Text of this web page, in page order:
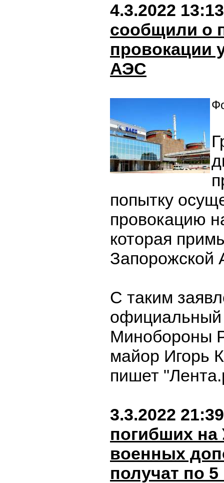
4.3.2022 13:13
сообщили о
провокации
АЭС
попытку
провокацию
которая
Запорожской
С таким
официальный
Минобороны
майор Игорь
пишет
3.3.2022 21:39
погибших на
военных
получат по